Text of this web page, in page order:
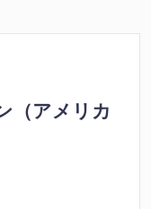
（アメリカ